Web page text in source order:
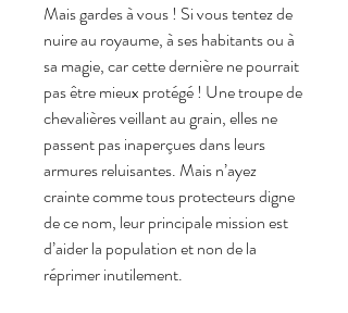
Mais gardes à vous ! Si vous tentez de
nuire au royaume, à ses habitants ou à
sa magie, car cette dernière ne pourrait
pas être mieux protégé ! Une troupe de
chevalières veillant au grain, elles ne
passent pas inaperçues dans leurs
armures reluisantes. Mais n’ayez
crainte comme tous protecteurs digne
de ce nom, leur principale mission est
d’aider la population et non de la
réprimer inutilement.